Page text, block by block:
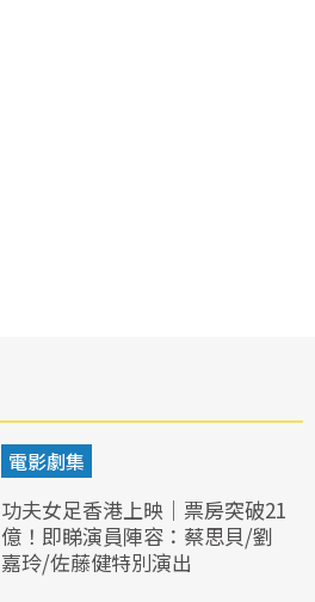
電影劇集
功夫女足香港上映｜票房突破21
億！即睇演員陣容：蔡思貝/劉
嘉玲/佐藤健特別演出